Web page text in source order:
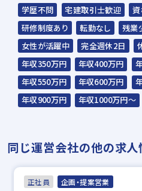
学歴不問
宅建取引士歓迎
研修制度あり
転勤なし 残業
女性が活躍中
完全週休2日
年収350万円
年収400万円
年収550万円
年収600万円
年収900万円
年収1000万円～
同じ運営会社の他の求人
正社員 企画・提案営業